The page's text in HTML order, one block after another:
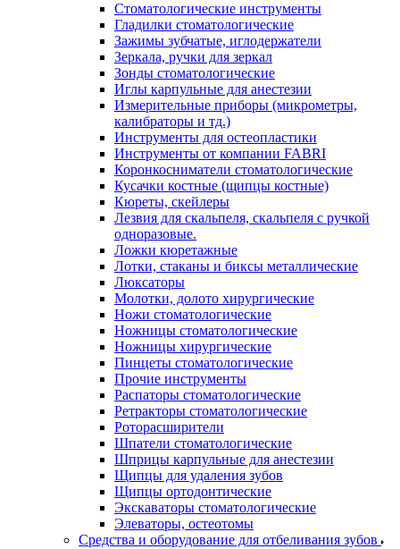
Стоматологические инструменты
Гладилки стоматологические
Зажимы зубчатые, иглодержатели
Зеркала, ручки для зеркал
Зонды стоматологические
Иглы карпульные для анестезии
Измерительные приборы (микрометры,
калибраторы и тд.)
Инструменты для остеопластики
Инструменты от компании FABRI
Коронкосниматели стоматологические
Кусачки костные (щипцы костные)
Кюреты, скейлеры
Лезвия для скальпеля, скальпеля с ручкой
одноразовые.
Ложки кюретажные
Лотки, стаканы и биксы металлические
Люксаторы
Молотки, долото хирургические
Ножи стоматологические
Ножницы стоматологические
Ножницы хирургические
Пинцеты стоматологические
Прочие инструменты
Распаторы стоматологические
Ретракторы стоматологические
Роторасширители
Шпатели стоматологические
Шприцы карпульные для анестезии
Щипцы для удаления зубов
Щипцы ортодонтические
Экскаваторы стоматологические
Элеваторы, остеотомы
Средства и оборудование для отбеливания зубов